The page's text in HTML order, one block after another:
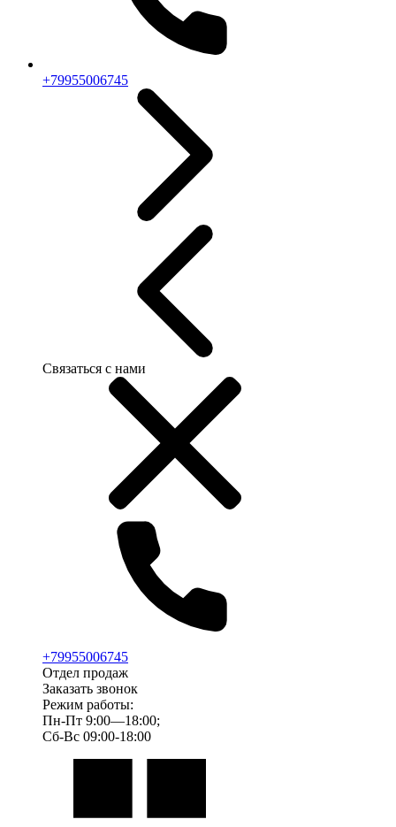
+79955006745
Связаться с нами
+79955006745
Отдел продаж
Заказать звонок
Режим работы:
Пн-Пт 9:00—18:00;
Сб-Вс 09:00-18:00